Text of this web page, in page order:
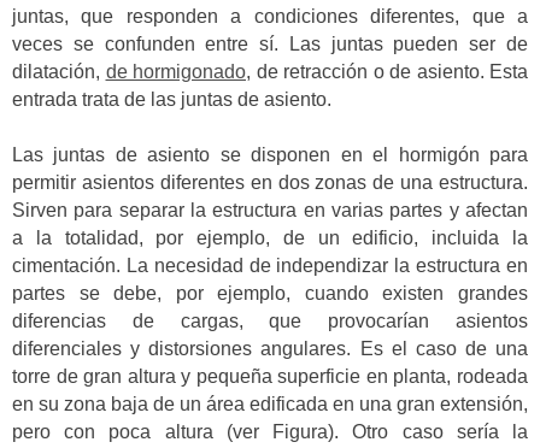
juntas, que responden a condiciones diferentes, que a
veces se confunden entre sí. Las juntas pueden ser de
dilatación, de hormigonado, de retracción o de asiento. Esta
entrada trata de las juntas de asiento.
Las juntas de asiento se disponen en el hormigón para
permitir asientos diferentes en dos zonas de una estructura.
Sirven para separar la estructura en varias partes y afectan
a la totalidad, por ejemplo, de un edificio, incluida la
cimentación. La necesidad de independizar la estructura en
partes se debe, por ejemplo, cuando existen grandes
diferencias de cargas, que provocarían asientos
diferenciales y distorsiones angulares. Es el caso de una
torre de gran altura y pequeña superficie en planta, rodeada
en su zona baja de un área edificada en una gran extensión,
pero con poca altura (ver Figura). Otro caso sería la